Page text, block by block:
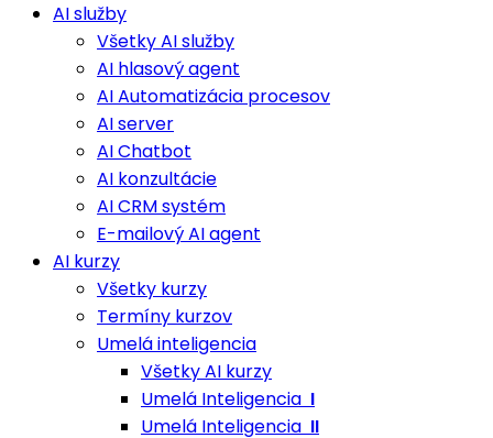
AI služby
Všetky AI služby
AI hlasový agent
AI Automatizácia procesov
AI server
AI Chatbot
AI konzultácie
AI CRM systém
E-mailový AI agent
AI kurzy
Všetky kurzy
Termíny kurzov
Umelá inteligencia
Všetky AI kurzy
Umelá Inteligencia I
Umelá Inteligencia II